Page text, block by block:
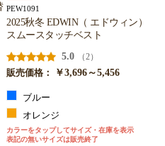
PEW1091
2025秋冬 EDWIN（ エドウィン）
スムースタッチベスト
5.0
（2）
販売価格：
￥3,696～5,456
ブルー
オレンジ
カラーをタップしてサイズ・在庫を表示
表記の無いサイズは販売終了